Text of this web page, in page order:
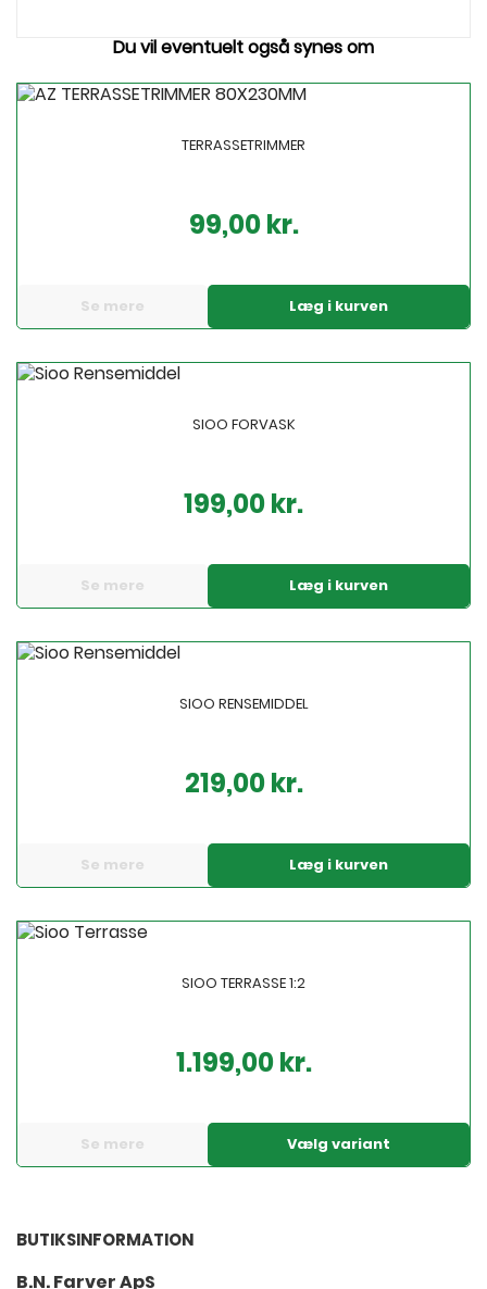
Du vil eventuelt også synes om
TERRASSETRIMMER
99,00 kr.
Se mere Læg i kurven
SIOO FORVASK
199,00 kr.
Se mere Læg i kurven
SIOO RENSEMIDDEL
219,00 kr.
Se mere Læg i kurven
SIOO TERRASSE 1:2
1.199,00 kr.
Se mere Vælg variant
BUTIKSINFORMATION
B.N. Farver ApS